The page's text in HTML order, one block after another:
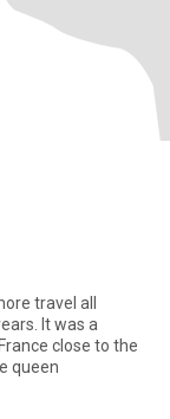
It was a
queen